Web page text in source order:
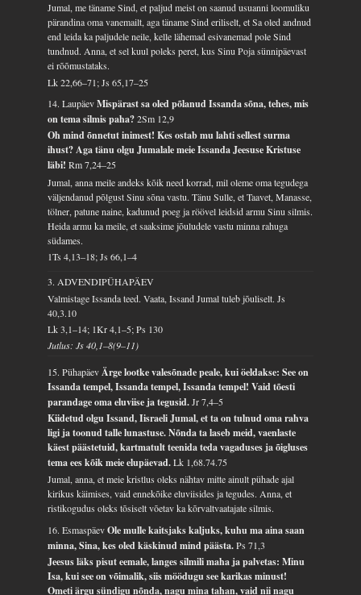
Jumal, me täname Sind, et paljud meist on saanud usuanni loomuliku
pärandina oma vanemailt, aga täname Sind eriliselt, et Sa oled andnud
end leida ka paljudele neile, kelle lähemad esivanemad pole Sind
tundnud. Anna, et sel kuul poleks peret, kus Sinu Poja sünnipäevast
ei rõõmustataks.
Lk 22,66–71; Js 65,17–25
14. LaupäevMispärast sa oled põlanud Issanda sõna, tehes, mis
on tema silmis paha?2Sm 12,9
Oh mind õnnetut inimest! Kes ostab mu lahti sellest surma
ihust? Aga tänu olgu Jumalale meie Issanda Jeesuse Kristuse
läbi!Rm 7,24–25
Jumal, anna meile andeks kõik need korrad, mil oleme oma tegudega
väljendanud põlgust Sinu sõna vastu. Tänu Sulle, et Taavet, Manasse,
tölner, patune naine, kadunud poeg ja röövel leidsid armu Sinu silmis.
Heida armu ka meile, et saaksime jõuludele vastu minna rahuga
südames.
1Ts 4,13–18; Js 66,1–4
3. ADVENDIPÜHAPÄEV
Valmistage Issanda teed. Vaata, Issand Jumal tuleb jõuliselt.Js
40,3.10
Lk 3,1–14; 1Kr 4,1–5; Ps 130
Jutlus: Js 40,1–8(9–11)
15. Pühapäev Ärge lootke valesõnade peale, kui öeldakse: See on
Issanda tempel, Issanda tempel, Issanda tempel! Vaid tõesti
parandage oma eluviise ja tegusid.Jr 7,4–5
Kiidetud olgu Issand, Iisraeli Jumal, et ta on tulnud oma rahva
ligi ja toonud talle lunastuse. Nõnda ta laseb meid, vaenlaste
käest päästetuid, kartmatult teenida teda vagaduses ja õigluses
tema ees kõik meie elupäevad.Lk 1,68.74.75
Jumal, anna, et meie kristlus oleks nähtav mitte ainult pühade ajal
kirikus käimises, vaid ennekõike eluviisides ja tegudes. Anna, et
ristikogudus oleks tõsiselt võetav ka kõrvaltvaatajate silmis.
16. EsmaspäevOle mulle kaitsjaks kaljuks, kuhu ma aina saan
minna, Sina, kes oled käskinud mind päästa.Ps 71,3
Jeesus läks pisut eemale, langes silmili maha ja palvetas: Minu
Isa, kui see on võimalik, siis möödugu see karikas minust!
Ometi ärgu sündigu nõnda, nagu mina tahan, vaid nii nagu